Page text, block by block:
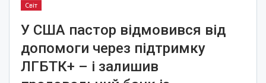
Світ
У США пастор відмовився від
допомоги через підтримку
ЛГБТК+ – і залишив